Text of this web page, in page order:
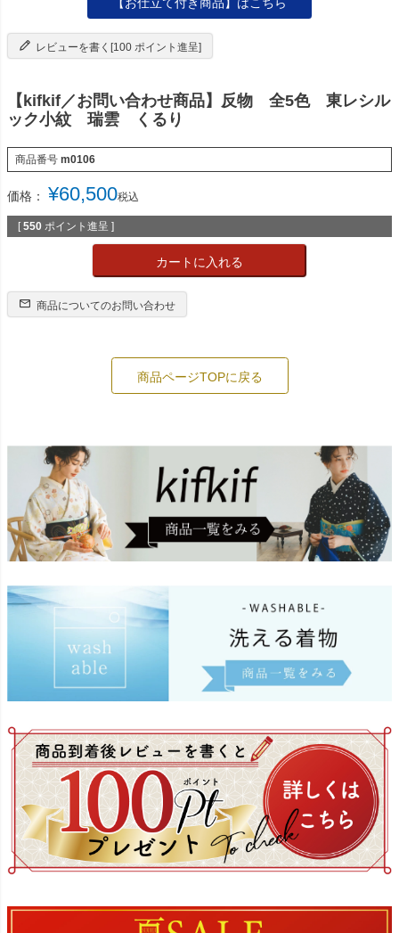
【お仕立て付き商品】はこちら
レビューを書く[100 ポイント進呈]
【kifkif／お問い合わせ商品】反物 全5色 東レシル
ック小紋 瑞雲 くるり
商品番号 m0106
価格： ¥60,500税込
[ 550 ポイント進呈 ]
カートに入れる
商品についてのお問い合わせ
商品ページTOPに戻る